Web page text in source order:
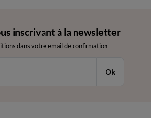
inscrivant à la newsletter
dans votre email de confirmation
Ok